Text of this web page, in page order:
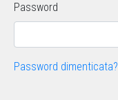
Password
Password dimenticata?